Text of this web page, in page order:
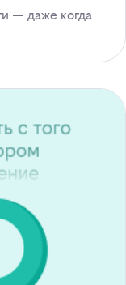
— даже когда